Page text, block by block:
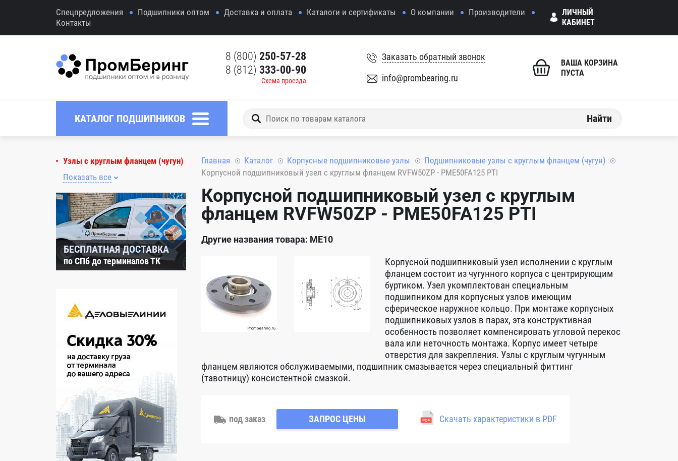
Спецпредложения Подшипники оптом Доставка и оплата Каталоги и сертификаты О компании
Производители
Контакты
ЛИЧНЫЙ
КАБИНЕТ
8 (800) 250-57-28
8 (812) 333-00-90
Схема проезда
Заказать обратный звонок
info@prombearing.ru
ВАША КОРЗИНА
ПУСТА
КАТАЛОГ ПОДШИПНИКОВ Найти
Узлы с круглым фланцем (чугун)
Показать все
БЕСПЛАТНАЯ ДОСТАВКА
по СПб до терминалов ТК
Главная Каталог Корпусные подшипниковые узлы
Подшипниковые узлы с круглым фланцем (чугун)
Корпусной подшипниковый узел с круглым фланцем RVFW50ZP - PME50FA125 PTI
Корпусной подшипниковый узел с круглым
фланцем RVFW50ZP - PME50FA125 PTI
Другие названия товара: ME10
Корпусной подшипниковый узел исполнении с круглым
фланцем состоит из чугунного корпуса с центрирующим
буртиком. Узел укомплектован специальным
подшипником для корпусных узлов имеющим
сферическое наружное кольцо. При монтаже корпусных
подшипниковых узлов в парах, эта конструктивная
особенность позволяет компенсировать угловой перекос
вала или неточность монтажа. Корпус имеет четыре
отверстия для закрепления. Узлы c круглым чугунным
фланцем являются обслуживаемыми, подшипник смазывается через специальный фиттинг
(тавотницу) консистентной смазкой.
под заказ ЗАПРОС ЦЕНЫ Скачать характеристики в PDF